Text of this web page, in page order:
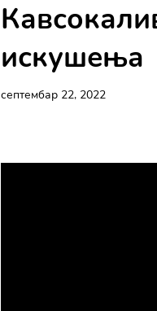
искушења
септембар 22, 2022